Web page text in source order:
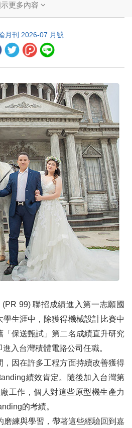
理事及保管委員
紹總監 3461地區廖勝揮DG Lighting
Kao
扶輪世界盃高爾夫錦標賽即將登場
更多內容
月刊 2026-07 月號
99) 聯招成績進入第一志願國
生涯中，除獲得機械設計比賽中
「保送甄試」第二名成績直升研究
入台灣積體電路公司任職。
，因在許多工程方面持續改善獲得
績效肯定。隨後加入台灣第
工作，個人對這些原型機生產力
的考績。
磨練與學習，帶著這些經驗回到嘉